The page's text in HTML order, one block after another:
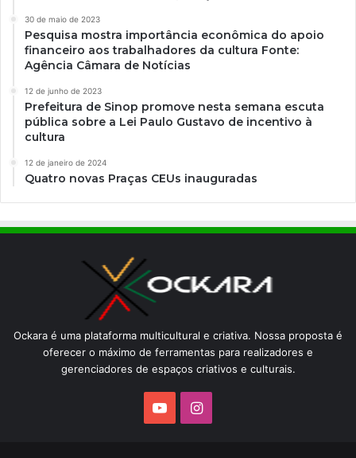
30 de maio de 2023
Pesquisa mostra importância econômica do apoio
financeiro aos trabalhadores da cultura Fonte:
Agência Câmara de Notícias
12 de junho de 2023
Prefeitura de Sinop promove nesta semana escuta
pública sobre a Lei Paulo Gustavo de incentivo à
cultura
12 de janeiro de 2024
Quatro novas Praças CEUs inauguradas
Ockara é uma plataforma multicultural e criativa. Nossa proposta é
oferecer o máximo de ferramentas para realizadores e
gerenciadores de espaços criativos e culturais.
YouTubeInstagram